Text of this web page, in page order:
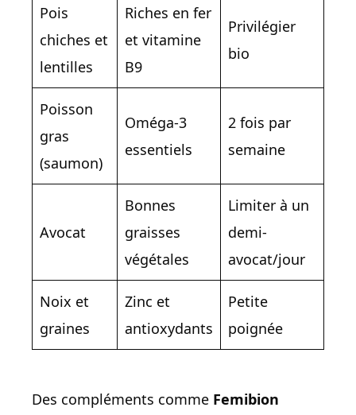
Pois
chiches et
lentilles
Riches en fer
et vitamine
B9
Privilégier
bio
Poisson
gras
(saumon)
Oméga-3
essentiels
2 fois par
semaine
Avocat
Bonnes
graisses
végétales
Limiter à un
demi-
avocat/jour
Noix et
graines
Zinc et
antioxydants
Petite
poignée
Des compléments comme Femibion